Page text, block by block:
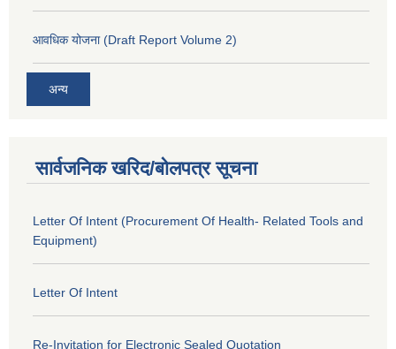
आवधिक योजना (Draft Report Volume 2)
अन्य
सार्वजनिक खरिद/बोलपत्र सूचना
Letter Of Intent (Procurement Of Health- Related Tools and
Equipment)
Letter Of Intent
Re-Invitation for Electronic Sealed Quotation